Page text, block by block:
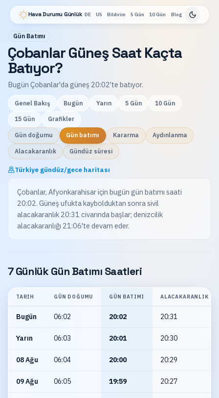
Hava Durumu Günlük DE US Bildirim 5 Gün 10 Gün Blog
Gün Batımı
Çobanlar Güneş Saat Kaçta
Batıyor?
Bugün Çobanlar'da güneş 20:02'te batıyor.
Genel Bakış Bugün Yarın 5 Gün 10 Gün
15 Gün Grafikler
Gün doğumu Gün batımı Kararma Aydınlanma
Alacakaranlık Gündüz süresi
Türkiye gündüz/gece haritası
Çobanlar, Afyonkarahisar için bugün gün batımı saati
20:02. Güneş ufukta kaybolduktan sonra sivil
alacakaranlık 20:31 civarında başlar; denizcilik
alacakaranlığı 21:06'te devam eder.
7 Günlük Gün Batımı Saatleri
TARIH GÜN DOĞUMU GÜN BATIMI ALACAKARANLIK
Bugün 06:02 20:02 20:31
Yarın 06:03 20:01 20:30
08 Ağu 06:04 20:00 20:29
09 Ağu 06:05 19:59 20:27